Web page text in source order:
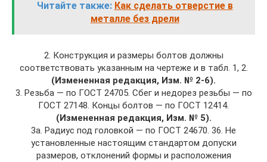
Читайте также: Как сделать отверстие в
металле без дрели
2. Конструкция и размеры болтов должны
соответствовать указанным на чертеже и в табл. 1, 2.
(Измененная редакция, Изм. № 2-6).
3. Резьба — по ГОСТ 24705. Сбег и недорез резьбы — по
ГОСТ 27148. Кон­цы болтов — по ГОСТ 12414.
(Измененная редакция, Изм. № 5).
3а. Радиус под головкой — по ГОСТ 24670. 36. Не
установленные настоящим стандартом допуски
размеров, откло­нений формы и расположения